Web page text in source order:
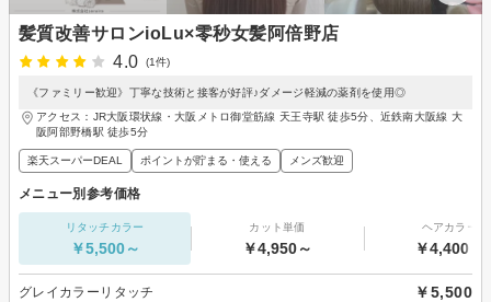
髪質改善サロンioLu×零秒女髪阿倍野店
4.0
(1件)
《ファミリー歓迎》丁寧な技術と接客が好評♪ダメージ軽減の薬剤を使用◎
アクセス：JR大阪環状線・大阪メトロ御堂筋線 天王寺駅 徒歩5分、近鉄南大阪線 大
阪阿部野橋駅 徒歩5分
楽天スーパーDEAL ポイントが貯まる・使える メンズ歓迎
メニュー別参考価格
リタッチカラー
￥5,500～
カット単価
￥4,950～
ヘアカラー
￥4,400～
グレイカラーリタッチ ￥5,500